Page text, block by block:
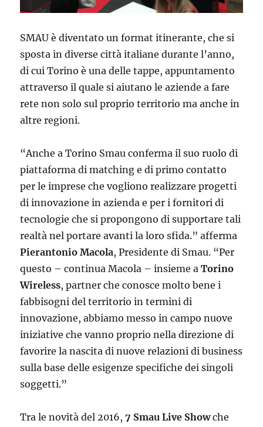
SMAU è diventato un format itinerante, che si
sposta in diverse città italiane durante l’anno,
di cui Torino è una delle tappe, appuntamento
attraverso il quale si aiutano le aziende a fare
rete non solo sul proprio territorio ma anche in
altre regioni.
“Anche a Torino Smau conferma il suo ruolo di
piattaforma di matching e di primo contatto
per le imprese che vogliono realizzare progetti
di innovazione in azienda e per i fornitori di
tecnologie che si propongono di supportare tali
realtà nel portare avanti la loro sfida.” afferma
Pierantonio Macola, Presidente di Smau. “Per
questo – continua Macola – insieme aTorino
Wireless, partner che conosce molto bene i
fabbisogni del territorio in termini di
innovazione, abbiamo messo in campo nuove
iniziative che vanno proprio nella direzione di
favorire la nascita di nuove relazioni di business
sulla base delle esigenze specifiche dei singoli
soggetti.”
Tra le novità del 2016,7 Smau Live Showche